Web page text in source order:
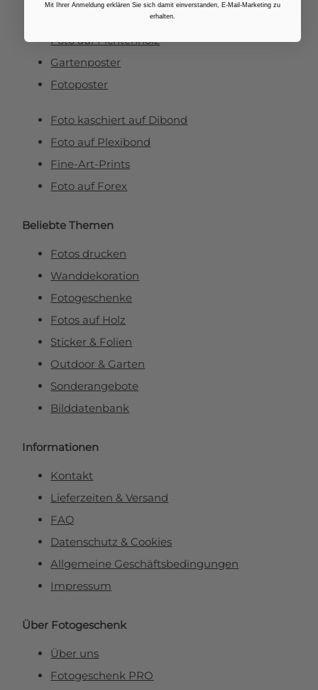
Foto auf Leinwand
Foto auf Fichtenholz
Gartenposter
Fotoposter
Foto kaschiert auf Dibond
Foto auf Plexibond
Fine-Art-Prints
Foto auf Forex
Beliebte Themen
Fotos drucken
Wanddekoration
Fotogeschenke
Fotos auf Holz
Sticker & Folien
Outdoor & Garten
Sonderangebote
Bilddatenbank
Informationen
Kontakt
Lieferzeiten & Versand
FAQ
Datenschutz & Cookies
Allgemeine Geschäftsbedingungen
Impressum
Über Fotogeschenk
Über uns
Fotogeschenk PRO
Mit Ihrer Anmeldung erklären Sie sich damit einverstanden, E-Mail-Marketing zu
erhalten.